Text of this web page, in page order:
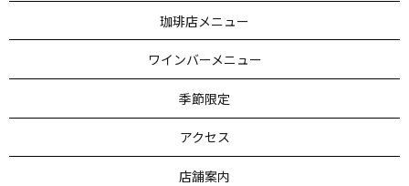
珈琲店メニュー
ワインバーメニュー
季節限定
アクセス
店舗案内